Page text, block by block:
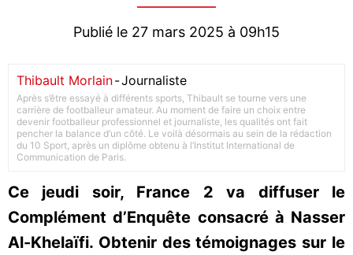
Publié le 27 mars 2025 à 09h15
Thibault Morlain-Journaliste
Après s’être essayé à différents sports, Thibault se tourne vers une
carrière de footballeur amateur. Au moment de faire un choix entre
devenir footballeur professionnel et journaliste, les qualités ont fait
pencher la balance d’un côté. Le voilà désormais au sein de la rédaction
du 10 Sport, après un diplôme obtenu à l’Institut International de
Communication de Paris.
Ce jeudi soir, France 2 va diffuser le
Complément d’Enquête consacré à Nasser
Al-Khelaïfi. Obtenir des témoignages sur le